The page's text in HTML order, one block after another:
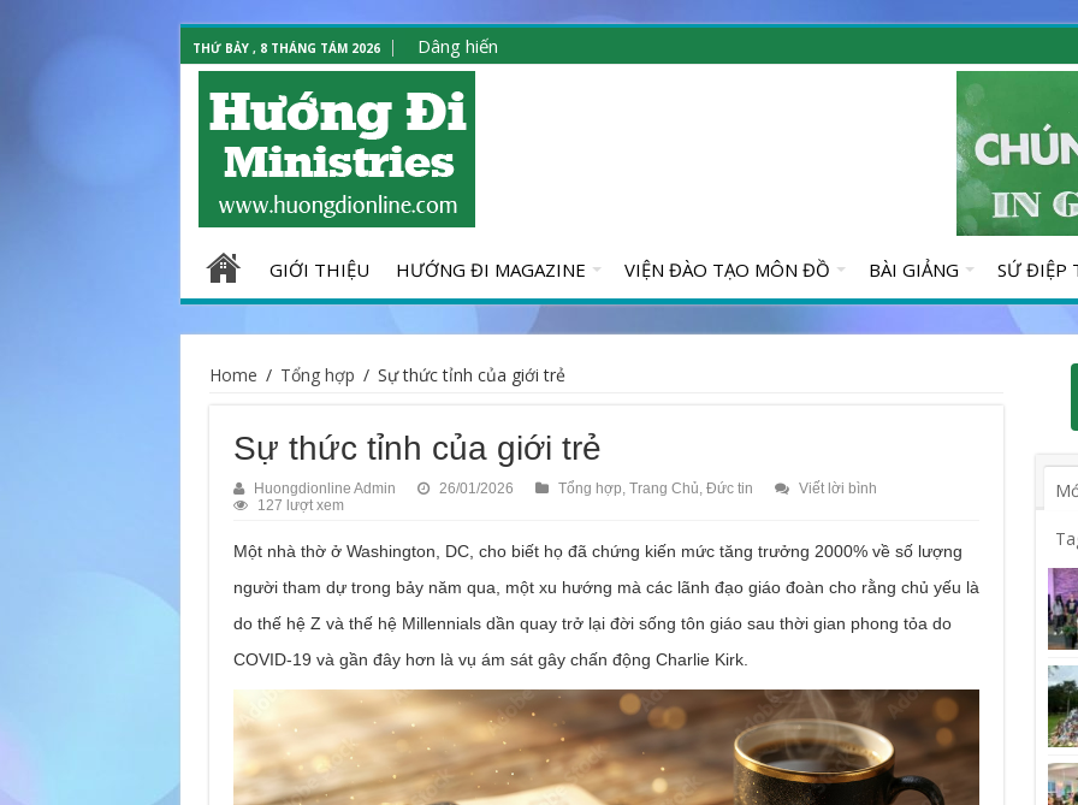
THỨ BẢY , 8 THÁNG TÁM 2026 Dâng hiến
GIỚI THIỆU HƯỚNG ĐI MAGAZINE VIỆN ĐÀO TẠO MÔN ĐỒ BÀI GIẢNG SỨ ĐIỆP
Home / Tổng hợp / Sự thức tỉnh của giới trẻ
Sự thức tỉnh của giới trẻ
Huongdionline Admin 26/01/2026 Tổng hợp, Trang Chủ, Đức tin
Viết lời bình
127 lượt xem
Một nhà thờ ở Washington, DC, cho biết họ đã chứng kiến ​​mức tăng trưởng 2000% về số lượng
người tham dự trong bảy năm qua, một xu hướng mà các lãnh đạo giáo đoàn cho rằng chủ yếu là
do thế hệ Z và thế hệ Millennials dần quay trở lại đời sống tôn giáo sau thời gian phong tỏa do
COVID-19 và gần đây hơn là vụ ám sát gây chấn động Charlie Kirk.